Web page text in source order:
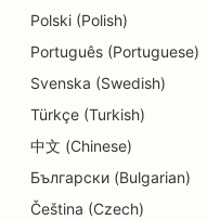
SEO for
SEO for
SEO for
SEO for elektrikere
Polski (Polish)
Português (Portuguese)
Svenska (Swedish)
Türkçe (Turkish)
中文 (Chinese)
Български (Bulgarian)
Čeština (Czech)